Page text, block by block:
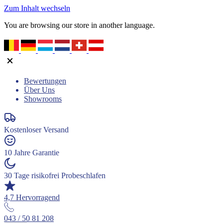
Zum Inhalt wechseln
You are browsing our store in another language.
Bewertungen
Über Uns
Showrooms
Kostenloser Versand
10 Jahre Garantie
30 Tage risikofrei Probeschlafen
4,7 Hervorragend
043 / 50 81 208